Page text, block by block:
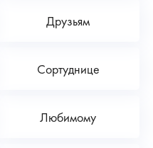
Друзьям
Сортуднице
Любимому